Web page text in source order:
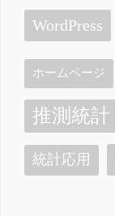
WordPress
ホームページ
推測統計
統計応用